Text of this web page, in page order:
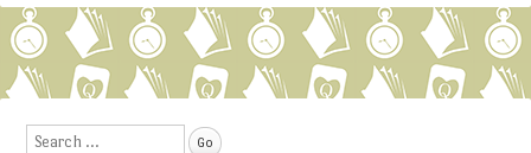
Post navigation
Search